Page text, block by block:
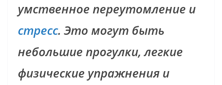
умственное переутомление и
стресс. Это могут быть
небольшие прогулки, легкие
физические упражнения и